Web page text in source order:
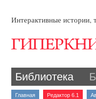
Интерактивные истории,
Библиотека
Главная Редактор 6.1